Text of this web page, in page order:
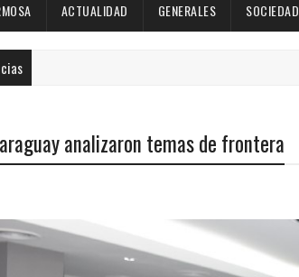
ACTUALIDAD GENERALES SOCIEDAD
analizaron temas de frontera